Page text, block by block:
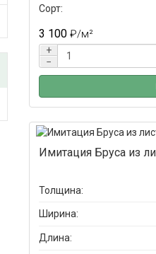
Сорт:
3 100 ₽/м²
+
−
Имитация Бруса из
Толщина:
Ширина:
Длина: